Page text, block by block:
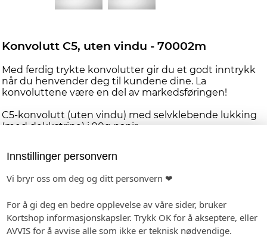
Konvolutt C5, uten vindu - 70002m
Med ferdig trykte konvolutter gir du et godt inntrykk
når du henvender deg til kundene dine. La
konvoluttene være en del av markedsføringen!
C5-konvolutt (uten vindu) med selvklebende lukking
(med dekkstripe) i 90g papir.
Format: 162 x 229 mm-Minimumsbestilling: 100
Produksjonstid: 1-3 virkedager
Innstillinger personvern
Vi bryr oss om deg og ditt personvern ❤
For å gi deg en bedre opplevelse av våre sider, bruker
Kortshop informasjonskapsler. Trykk OK for å akseptere, eller
AVVIS for å avvise alle som ikke er teknisk nødvendige.